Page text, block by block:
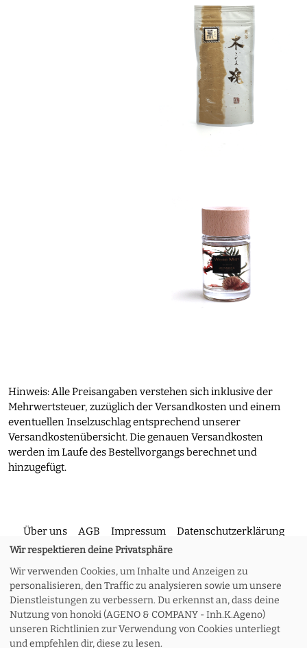
Hinweis: Alle Preisangaben verstehen sich inklusive der
Mehrwertsteuer, zuzüglich der Versandkosten und einem
eventuellen Inselzuschlag entsprechend unserer
Versandkostenübersicht. Die genauen Versandkosten
werden im Laufe des Bestellvorgangs berechnet und
hinzugefügt.
Über uns AGB Impressum Datenschutzerklärung
Kontakt Versand und Rückgabe Widerruf
Zahlungsoptionen Meine Bestellung
Wir respektieren deine Privatsphäre
Wir verwenden Cookies, um Inhalte und Anzeigen zu
personalisieren, den Traffic zu analysieren sowie um unsere
Dienstleistungen zu verbessern. Du erkennst an, dass deine
Nutzung von honoki (AGENO & COMPANY - Inh.K.Ageno)
unseren Richtlinien zur Verwendung von Cookies unterliegt
und empfehlen dir, diese zu lesen.